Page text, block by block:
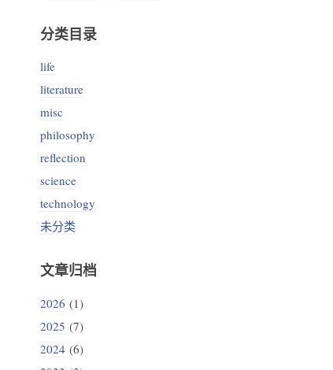
分类目录
life
literature
misc
philosophy
reflection
science
technology
未分类
文章归档
2026 (1)
2025 (7)
2024(6)